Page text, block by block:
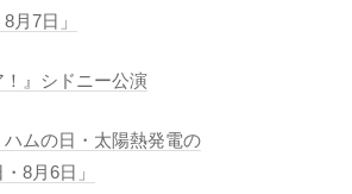
月7日」
！』シドニー公演
ムの日・太陽熱発電の
8月6日」